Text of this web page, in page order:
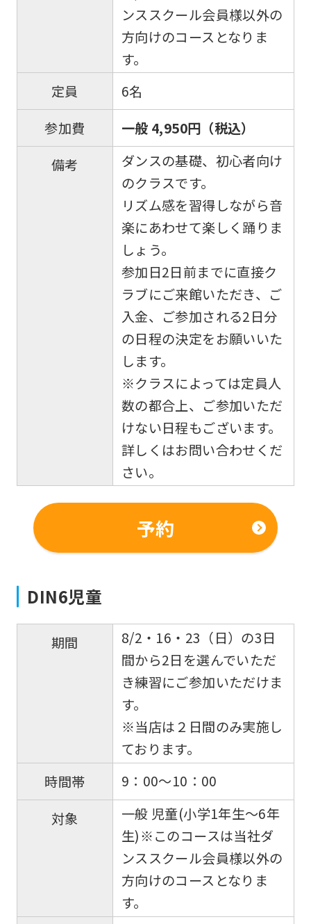
ンススクール会員様以外の
方向けのコースとなりま
す。
定員
6名
参加費
一般 4,950円（税込）
備考
ダンスの基礎、初心者向け
のクラスです。
リズム感を習得しながら音
楽にあわせて楽しく踊りま
しょう。
参加日2日前までに直接ク
ラブにご来館いただき、ご
入金、ご参加される2日分
の日程の決定をお願いいた
します。
※クラスによっては定員人
数の都合上、ご参加いただ
けない日程もございます。
詳しくはお問い合わせくだ
さい。
予約
DIN6児童
期間
8/2・16・23（日）の3日
間から2日を選んでいただ
き練習にご参加いただけま
す。
※当店は２日間のみ実施し
ております。
時間帯
9：00～10：00
対象
一般 児童(小学1年生〜6年
生)※このコースは当社ダ
ンススクール会員様以外の
方向けのコースとなりま
す。